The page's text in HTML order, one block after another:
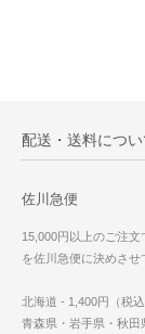
配送・送料につい
佐川急便
15,000円以上のご注
を佐川急便に決めさせ
北海道 - 1,400円（税込
青森県・岩手県・秋田